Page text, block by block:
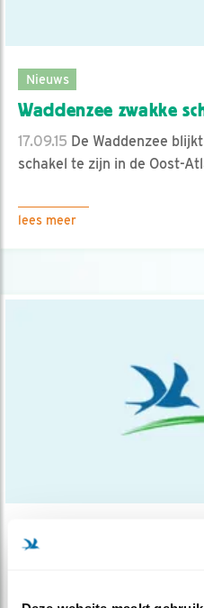
Nieuws
Waddenzee zwakke
17.09.15 De Waddenzee
schakel te zijn in de Oost-
lees meer
Nieuws